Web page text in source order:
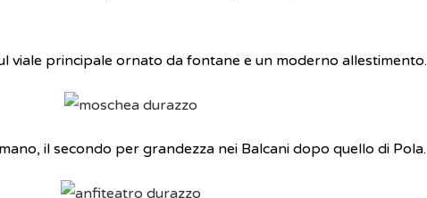
viale principale ornato da fontane e un moderno allestimento.
il secondo per grandezza nei Balcani dopo quello di Pola.